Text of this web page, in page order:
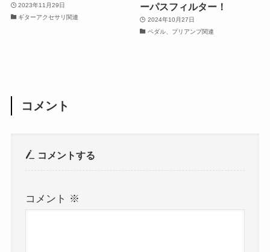
2023年11月29日
ギターアクセサリ関連
ーパスフィルター！
2024年10月27日
ペダル、プリアンプ関連
コメント
コメントする
コメント ※